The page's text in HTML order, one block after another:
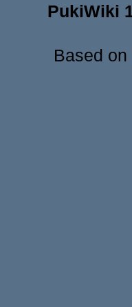
PukiWiki
Based